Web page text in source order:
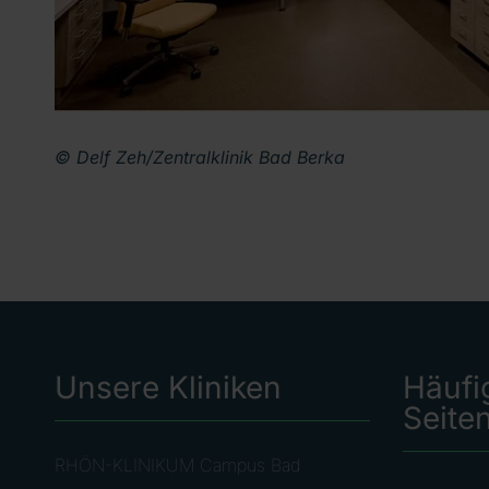
© Delf Zeh/Zentralklinik Bad Berka
Unsere Kliniken
RHÖN-KLINIKUM Campus Bad